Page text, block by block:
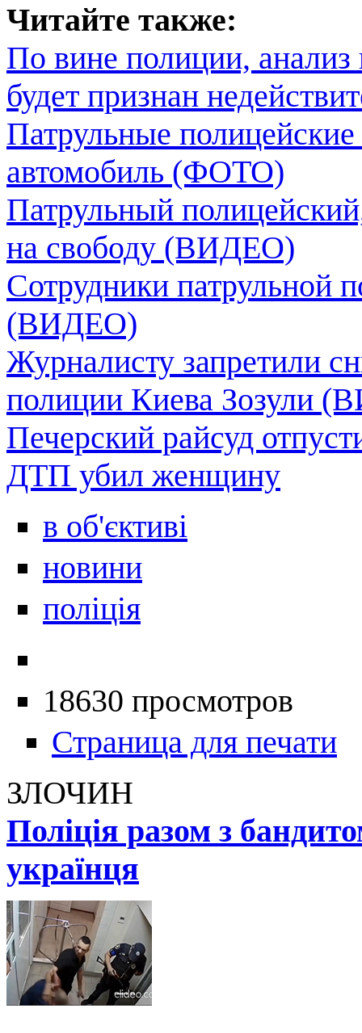
Читайте также:
По вине полиции, анализ
будет признан
Патрульные
автомобиль (ФОТО)
Патрульный
на свободу (ВИДЕО)
Сотрудники патрульной
(ВИДЕО)
Журналисту запретили
полиции Киева Зозули
Печерский райсуд
ДТП убил женщину
в об'єктиві
новини
поліція
18630 просмотров
Страница для печати
ЗЛОЧИН
Поліція разом з
українця